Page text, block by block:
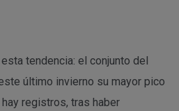
tendencia: el conjunto del
último invierno su mayor pico
registros, tras haber